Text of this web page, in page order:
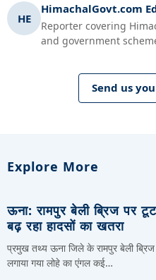
HE
HimachalGovt.com
Reporter covering
and government
Send us
Explore More
ऊना: रामपुर बेली ब्रिज पर
बढ़ रहा हादसों का खतरा
प्रमुख तथ्य ऊना जिले के रामपुर बेली
लगाया गया लोहे का एंगल कई…